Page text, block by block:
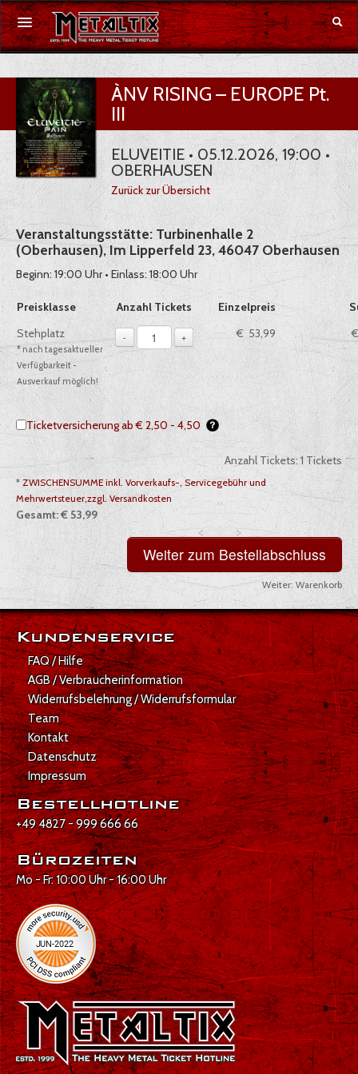
Konzerte
Festivals
Gutschein
Merchandise
DE|EN
Anmelden
ÀNV RISING – EUROPE Pt.
III
ELUVEITIE • 05.12.2026, 19:00 •
OBERHAUSEN
Zurück zur Übersicht
Veranstaltungsstätte: Turbinenhalle 2
(Oberhausen), Im Lipperfeld 23, 46047 Oberhausen
Beginn: 19:00 Uhr • Einlass: 18:00 Uhr
Auswahl von Tickets pro Preiskategorie, sofern verfügbar
Preisklasse Anzahl Tickets Einzelpreis
Stehplatz
* nach tagesaktueller
Verfügbarkeit -
Ausverkauf möglich!
- + 1 € 53,99
Ticketversicherung ab € 2,50 - 4,50
Anzahl Tickets: 1 Tickets
* ZWISCHENSUMME inkl. Vorverkaufs-, Servicegebühr und
Mehrwertsteuer,zzgl. Versandkosten
Gesamt:€ 53,99
Weiter: Warenkorb
Gesamt: € 53,99
Kundenservice
FAQ / Hilfe
AGB / Verbraucherinformation
Widerrufsbelehrung / Widerrufsformular
Team
Kontakt
Datenschutz
Impressum
Bestellhotline
+49 4827 - 999 666 66
Bürozeiten
Mo - Fr: 10:00 Uhr - 16:00 Uhr